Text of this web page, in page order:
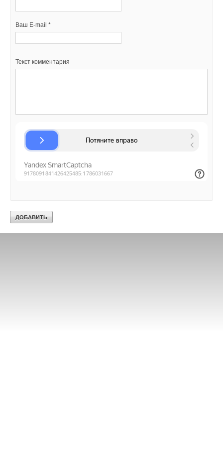
Ваш E-mail *
Текст комментария
Ваш E-mail *
Текст комментария